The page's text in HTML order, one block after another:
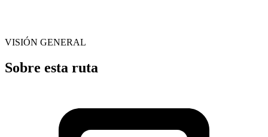
VISIÓN GENERAL
Sobre esta ruta